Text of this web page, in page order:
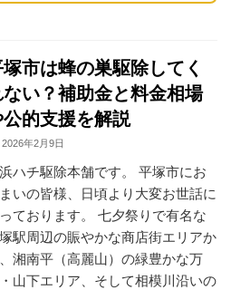
市は蜂の巣駆除してく
ない？補助金と料金相場
公的支援を解説
2026年2月9日
ハチ駆除本舗です。 平塚市にお
いの皆様、日頃より大変お世話に
ております。 七夕祭りで有名な
駅周辺の賑やかな商店街エリアか
湘南平（高麗山）の緑豊かな万
山下エリア、そして相模川沿いの